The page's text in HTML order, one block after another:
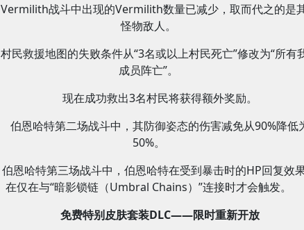
Vermilith战斗中出现的Vermilith数量已减少，取而代之的是
怪物敌人。
村民救援地图的失败条件从“3名或以上村民死亡”修改为“所有
成员阵亡”。
现在成功救出3名村民将获得额外奖励。
伯恩哈特第二场战斗中，其防御姿态的伤害减免从90%降低
50%。
伯恩哈特第三场战斗中，伯恩哈特在受到暴击时的HP回复效
在仅在与“暗影锁链（Umbral Chains）”连接时才会触发。
免费特别皮肤套装DLC——限时重新开放